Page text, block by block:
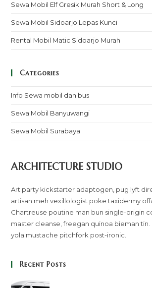
Sewa Mobil Elf Gresik Murah Short & Long
Sewa Mobil Sidoarjo Lepas Kunci
Rental Mobil Matic Sidoarjo Murah
Categories
Info Sewa mobil dan bus
Sewa Mobil Banyuwangi
Sewa Mobil Surabaya
ARCHITECTURE STUDIO
Art party kickstarter adaptogen, pug lyft
artisan meh vexillologist poke taxidermy
Chartreuse poutine man bun single-origin
master cleanse, freegan quinoa bieman
yola mustache pitchfork post-ironic.
Recent Posts